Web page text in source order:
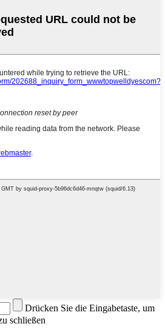
Drücken Sie die Eingabetaste, um
schließen